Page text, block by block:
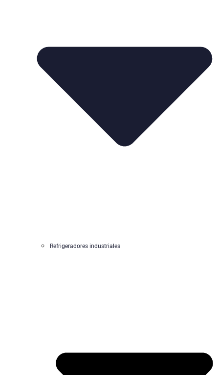
Refrigeradores industriales